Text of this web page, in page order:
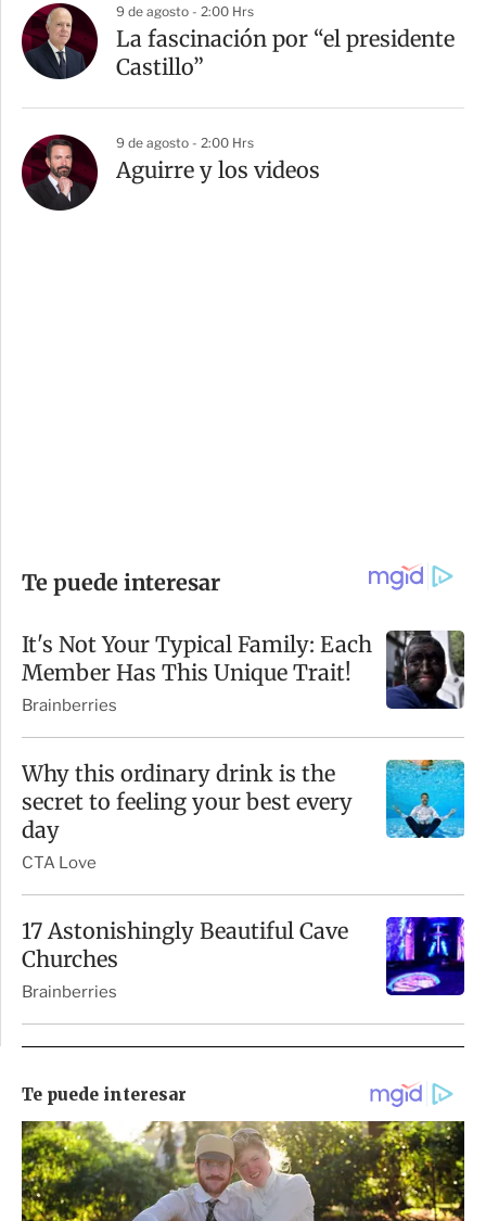
9 de agosto - 2:00 Hrs
La fascinación por “el presidente
Castillo”
9 de agosto - 2:00 Hrs
Aguirre y los videos